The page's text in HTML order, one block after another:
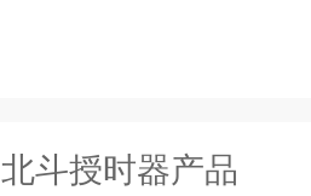
北斗授时器产品